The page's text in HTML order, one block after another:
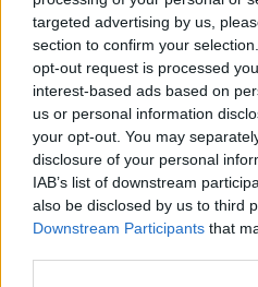
targeted advertising by us,
section to confirm your
opt-out request is processed
interest-based ads based on
us or personal information
your opt-out. You may
disclosure of your personal
IAB’s list of downstream
also be disclosed by us to third
Downstream Participants that
C'est un peu ce moment où
et on trouve que nos
qu'il faut absolument
hop, on les bouscule à droite,
on les chahute, on les
de ce wavy qui fait une tête
parfaits. Sauf que bon, on
une lionne toute ébouriffée.
laisser tranquille, c'est
prof de violon…
Mieux vaut secouer un peu
légèrement sur le côté pour